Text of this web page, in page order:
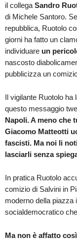
il collega Sandro
di Michele Santoro.
repubblica, Ruotolo
giorni ha fatto un
individuare un
nascosto
pubblicizza un
Il vigilante Ruotolo ha
questo messaggio
Napoli. A meno che
Giacomo Matteotti
fascisti. Ma noi li
lasciarli senza
In pratica Ruotolo
comizio di Salvini in
moderno della piazza
socialdemocratico
Ma non è affatto